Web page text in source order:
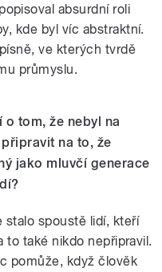
absurdní roli
kde byl víc abstraktní.
ve kterých tvrdě
průmyslu.
o tom, že nebyl na
na to, že
jako mluvčí generace
stalo spoustě lidí, kteří
to také nikdo nepřipravil.
pomůže, když člověk